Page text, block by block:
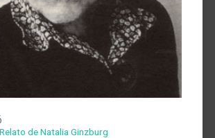
de Natalia Ginzburg